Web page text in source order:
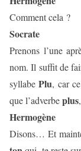
Comment cela ?
Socrate
Prenons l’une
nom. Il suffit de
syllabePlu, car
que l’adverbeplus
Hermogène
Disons… Et